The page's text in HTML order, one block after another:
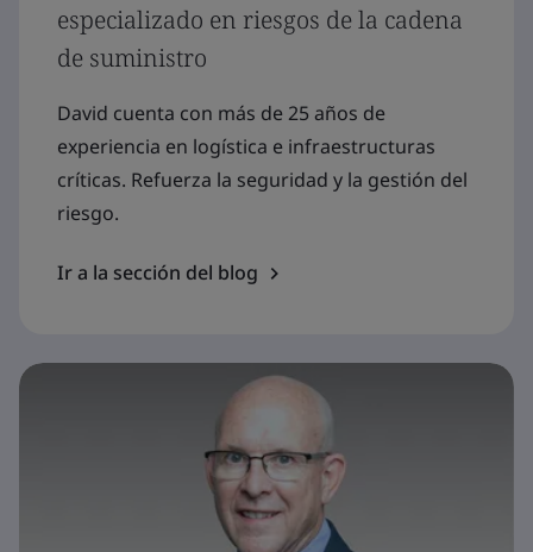
especializado en riesgos de la cadena
de suministro
David cuenta con más de 25 años de
experiencia en logística e infraestructuras
críticas. Refuerza la seguridad y la gestión del
riesgo.
Ir a la sección del blog